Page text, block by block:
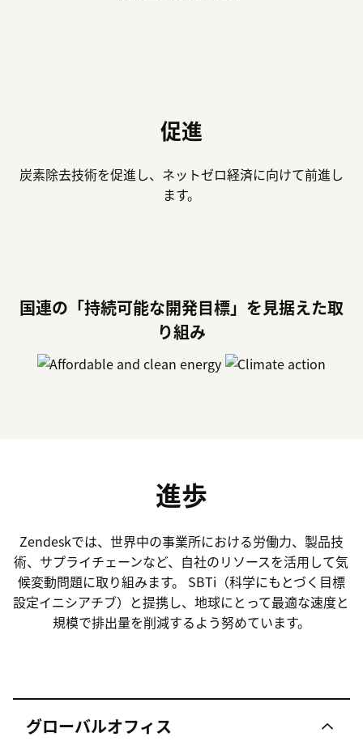
促進
炭素除去技術を促進し、ネットゼロ経済に向けて前進し
ます。
国連の「持続可能な開発目標」を見据えた取
り組み
進歩
Zendeskでは、世界中の事業所における労働力、製品技
術、サプライチェーンなど、自社のリソースを活用して気
候変動問題に取り組みます。 SBTi（科学にもとづく目標
設定イニシアチブ）と提携し、地球にとって最適な速度と
規模で排出量を削減するよう努めています。
グローバルオフィス